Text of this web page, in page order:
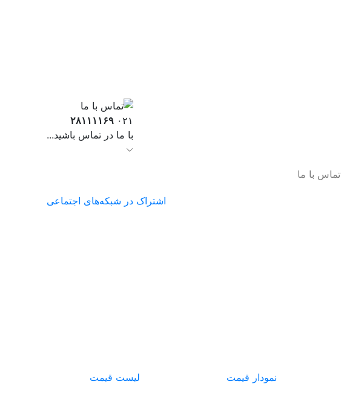
۰۲۱ ۲۸۱۱۱۱۶۹
با ما در تماس باشید...
تماس با ما
اشتراک در شبکه‌های اجتماعی
نمودار قیمت لیست قیمت